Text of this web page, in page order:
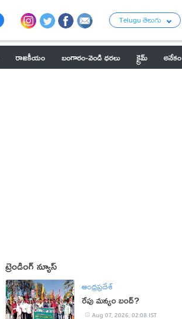
Telugu తెలుగు
రాజకీయం బంగారం-వెండి ధరలు క్రైమ్
అనేకం
ట్రెండింగ్ న్యూస్
ఆంధ్రప్రదేశ్
రేపు మన్యం బంద్‌?
Aug 07, 2026, 02:08 IST